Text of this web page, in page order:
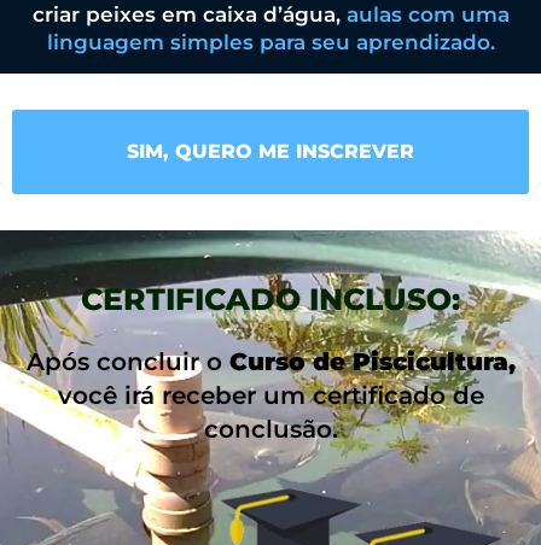
criar peixes em caixa d’água, aulas com uma
linguagem simples para seu aprendizado.
SIM, QUERO ME INSCREVER
CERTIFICADO INCLUSO:
Após concluir o Curso de Piscicultura,
você irá receber um certificado de
conclusão.